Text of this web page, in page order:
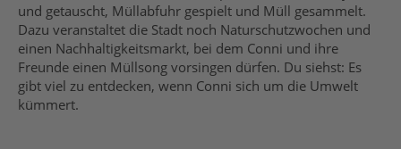
und getauscht, Müllabfuhr gespielt und Müll gesammelt.
Dazu veranstaltet die Stadt noch Naturschutzwochen und
einen Nachhaltigkeitsmarkt, bei dem Conni und ihre
Freunde einen Müllsong vorsingen dürfen. Du siehst: Es
gibt viel zu entdecken, wenn Conni sich um die Umwelt
kümmert.